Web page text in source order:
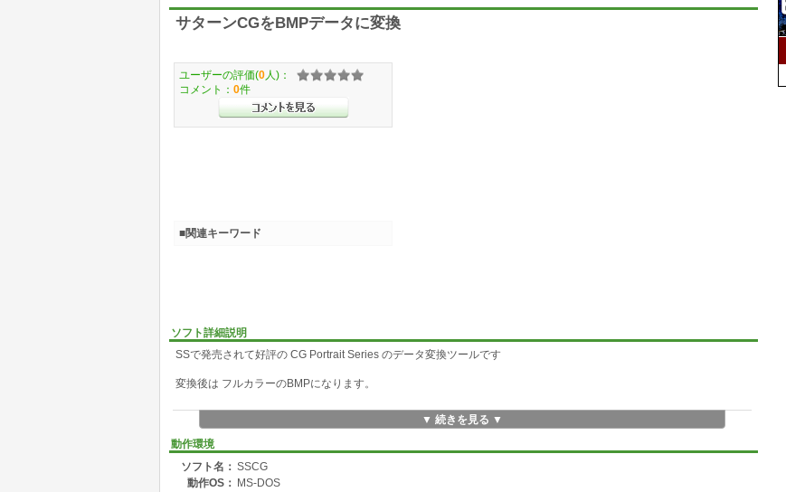
サターンCGをBMPデータに変換
ソフト詳細説明
SSで発売されて好評の CG Portrait Series のデータ変換ツールです
変換後は フルカラーのBMPになります。
▼ 続きを見る ▼
動作環境
ソフト名： SSCG
動作OS： MS-DOS
ユーザーの評価(0 人)：
コメント： 0件
■関連キーワード